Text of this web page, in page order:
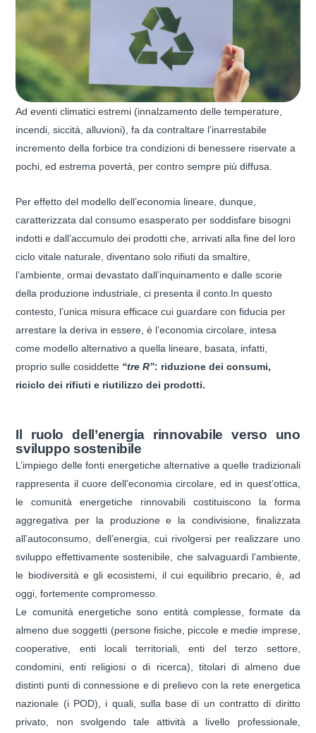
Ad eventi climatici estremi (innalzamento delle temperature,
incendi, siccità, alluvioni), fa da contraltare l’inarrestabile
incremento della forbice tra condizioni di benessere riservate a
pochi, ed estrema povertà, per contro sempre più diffusa.
Per effetto del modello dell’economia lineare, dunque,
caratterizzata dal consumo esasperato per soddisfare bisogni
indotti e dall’accumulo dei prodotti che, arrivati alla fine del loro
ciclo vitale naturale, diventano solo rifiuti da smaltire,
l’ambiente, ormai devastato dall’inquinamento e dalle scorie
della produzione industriale, ci presenta il conto.In questo
contesto, l’unica misura efficace cui guardare con fiducia per
arrestare la deriva in essere, è l’economia circolare, intesa
come modello alternativo a quella lineare, basata, infatti,
proprio sulle cosiddette “tre R”: riduzione dei consumi,
riciclo dei rifiuti e riutilizzo dei prodotti.
Il ruolo dell’energia rinnovabile verso uno
sviluppo sostenibile
L’impiego delle fonti energetiche alternative a quelle tradizionali
rappresenta il cuore dell’economia circolare, ed in quest’ottica,
le comunità energetiche rinnovabili costituiscono la forma
aggregativa per la produzione e la condivisione, finalizzata
all’autoconsumo, dell’energia, cui rivolgersi per realizzare uno
sviluppo effettivamente sostenibile, che salvaguardi l’ambiente,
le biodiversità e gli ecosistemi, il cui equilibrio precario, è, ad
oggi, fortemente compromesso.
Le comunità energetiche sono entità complesse, formate da
almeno due soggetti (persone fisiche, piccole e medie imprese,
cooperative, enti locali territoriali, enti del terzo settore,
condomini, enti religiosi o di ricerca), titolari di almeno due
distinti punti di connessione e di prelievo con la rete energetica
nazionale (i POD), i quali, sulla base di un contratto di diritto
privato, non svolgendo tale attività a livello professionale,